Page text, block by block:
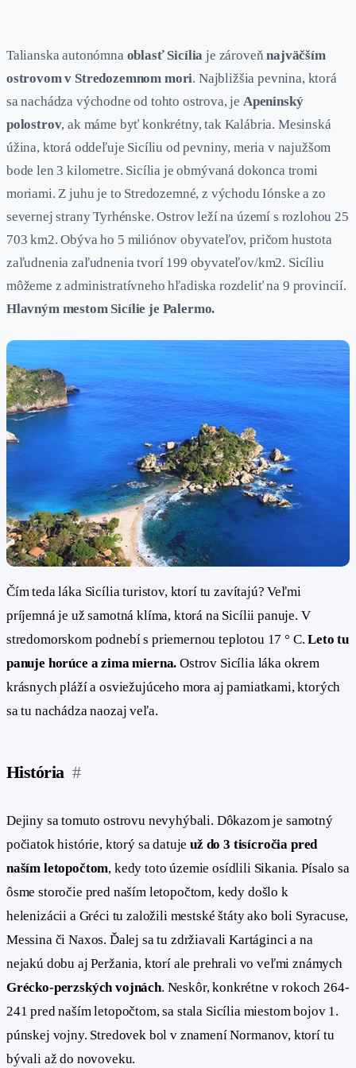
Talianska autonómna oblasť Sicília je zároveňnajväčším
ostrovom v Stredozemnom mori. Najbližšia pevnina, ktorá
sa nachádza východne od tohto ostrova, je Apeninský
polostrov, ak máme byť konkrétny, tak Kalábria. Mesinská
úžina, ktorá oddeľuje Sicíliu od pevniny, meria v najužšom
bode len 3 kilometre. Sicília je obmývaná dokonca tromi
moriami. Z juhu je to Stredozemné, z východu Iónske a zo
severnej strany Tyrhénske. Ostrov leží na území s rozlohou 25
703 km2. Obýva ho 5 miliónov obyvateľov, pričom hustota
zaľudnenia zaľudnenia tvorí 199 obyvateľov/km2. Sicíliu
môžeme z administratívneho hľadiska rozdeliť na 9 provincií.
Hlavným mestom Sicílie je Palermo.
Čím teda láka Sicília turistov, ktorí tu zavítajú? Veľmi
príjemná je už samotná klíma, ktorá na Sicílii panuje. V
stredomorskom podnebí s priemernou teplotou 17 ° C.Leto tu
panuje horúce a zima mierna. Ostrov Sicília láka okrem
krásnych pláží a osviežujúceho mora aj pamiatkami, ktorých
sa tu nachádza naozaj veľa.
História #
Dejiny sa tomuto ostrovu nevyhýbali. Dôkazom je samotný
počiatok histórie, ktorý sa datujeuž do 3 tisícročia pred
naším letopočtom, kedy toto územie osídlili Sikania. Písalo sa
ôsme storočie pred naším letopočtom, kedy došlo k
helenizácii a Gréci tu založili mestské štáty ako boli Syracuse,
Messina či Naxos. Ďalej sa tu zdržiavali Kartáginci a na
nejakú dobu aj Peržania, ktorí ale prehrali vo veľmi známych
Grécko-perzských vojnách. Neskôr, konkrétne v rokoch 264-
241 pred naším letopočtom, sa stala Sicília miestom bojov 1.
púnskej vojny. Stredovek bol v znamení Normanov, ktorí tu
bývali až do novoveku.